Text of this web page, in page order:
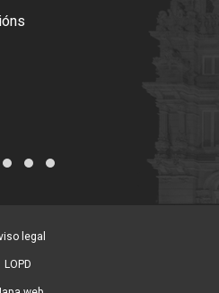
legal
LOPD